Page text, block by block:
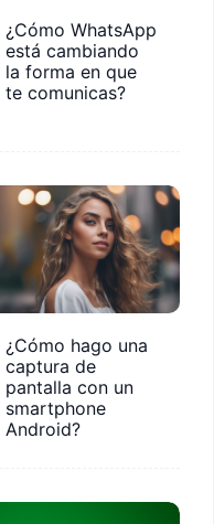
¿Cómo WhatsApp
está cambiando
la forma en que
te comunicas?
¿Cómo hago una
captura de
pantalla con un
smartphone
Android?